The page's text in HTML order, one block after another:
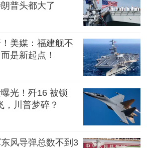
普头都大了
美媒：福建舰不
是新起点！
光！歼16 被锁
，川普梦碎？
风导弹总数不到3